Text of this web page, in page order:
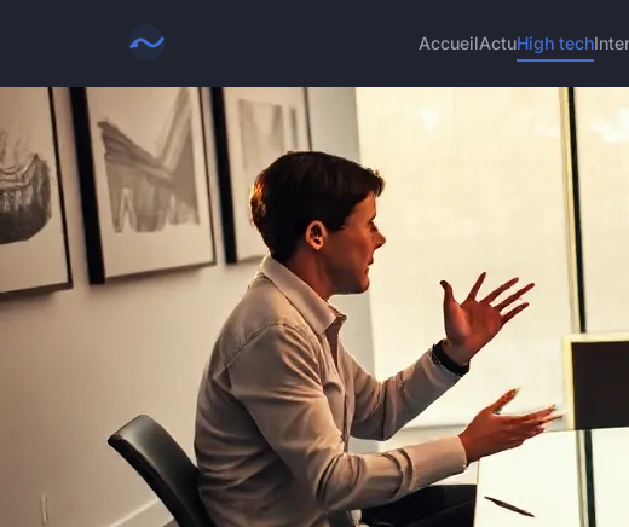
AccueilActuHigh tech